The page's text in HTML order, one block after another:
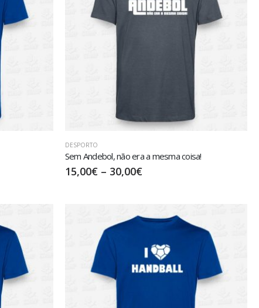
DESPORTO
Sem Andebol, não era a mesma coisa!
15,00€– 30,00€